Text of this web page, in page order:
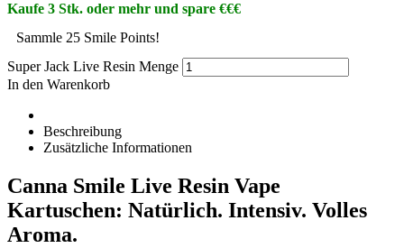
Kaufe 3 Stk. oder mehr und spare €€€
Sammle 25 Smile Points!
Super Jack Live Resin Menge
In den Warenkorb
Beschreibung
Zusätzliche Informationen
Canna Smile Live Resin Vape
Kartuschen: Natürlich. Intensiv. Volles
Aroma.